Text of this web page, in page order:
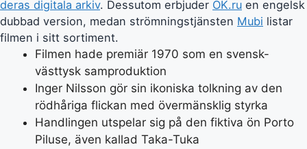
deras digitala arkiv. Dessutom erbjuder OK.ru en engelsk
dubbad version, medan strömningstjänsten Mubi listar
filmen i sitt sortiment.
Filmen hade premiär 1970 som en svensk-
västtysk samproduktion
Inger Nilsson gör sin ikoniska tolkning av den
rödhåriga flickan med övermänsklig styrka
Handlingen utspelar sig på den fiktiva ön Porto
Piluse, även kallad Taka-Tuka